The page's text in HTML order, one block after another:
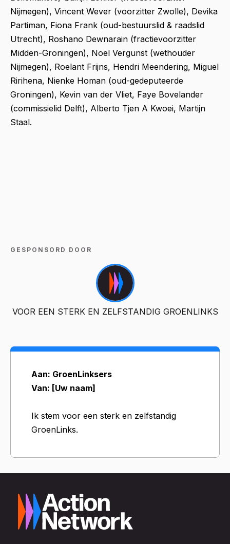
Nijmegen), Vincent Wever (voorzitter Zwolle), Devika
Partiman, Fiona Frank (oud-bestuurslid & raadslid
Utrecht), Roshano Dewnarain (fractievoorzitter
Midden-Groningen), Noel Vergunst (wethouder
Nijmegen), Roelant Frijns, Hendri Meendering, Miguel
Ririhena, Nienke Homan (oud-gedeputeerde
Groningen), Kevin van der Vliet, Faye Bovelander
(commissielid Delft), Alberto Tjen A Kwoei, Martijn
Staal.
GESPONSORD DOOR
VOOR EEN STERK EN ZELFSTANDIG GROENLINKS
Aan: GroenLinksers
Van: [Uw naam]
Ik stem voor een sterk en zelfstandig
GroenLinks.